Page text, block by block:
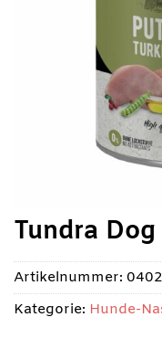
Tundra
Artikelnummer:
Kategorie: Hunde-